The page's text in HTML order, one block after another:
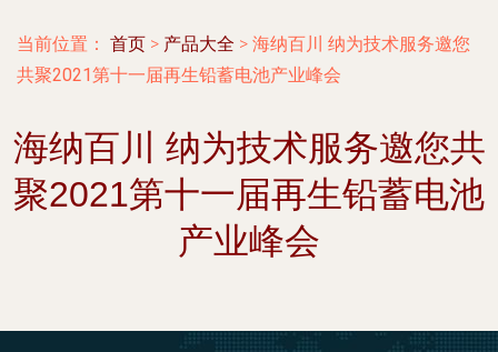
当前位置： 首页 > 产品大全 > 海纳百川 纳为技术服务邀您
共聚2021第十一届再生铅蓄电池产业峰会
海纳百川 纳为技术服务邀您共
聚2021第十一届再生铅蓄电池
产业峰会